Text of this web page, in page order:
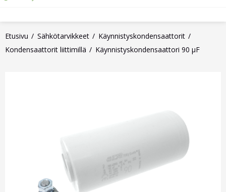
Etusivu Sähkötarvikkeet
Käynnistyskondensaattorit
Kondensaattorit liittimillä
Käynnistyskondensaattori 90 µF